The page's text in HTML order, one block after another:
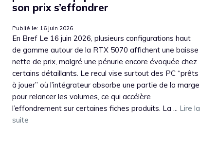
son prix s’effondrer
Publié le: 16 juin 2026
En Bref Le 16 juin 2026, plusieurs configurations haut
de gamme autour de la RTX 5070 affichent une baisse
nette de prix, malgré une pénurie encore évoquée chez
certains détaillants. Le recul vise surtout des PC “prêts
à jouer” où l’intégrateur absorbe une partie de la marge
pour relancer les volumes, ce qui accélère
l’effondrement sur certaines fiches produits. La ... Lire la
suite